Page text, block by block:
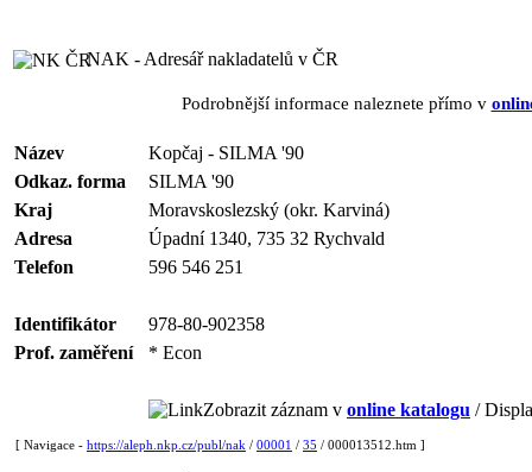
NAK - Adresář nakladatelů v ČR
Podrobnější informace naleznete přímo v
Název
Kopčaj - SILMA '90
Odkaz. forma
SILMA '90
Kraj
Moravskoslezský (okr. Karviná)
Adresa
Úpadní 1340, 735 32 Rychvald
Telefon
596 546 251
Identifikátor
978-80-902358
Prof. zaměření
* Econ
Zobrazit záznam v online katalogu /
[ Navigace - https://aleph.nkp.cz/publ/nak / 00001 / 35 / 000013512.htm ]